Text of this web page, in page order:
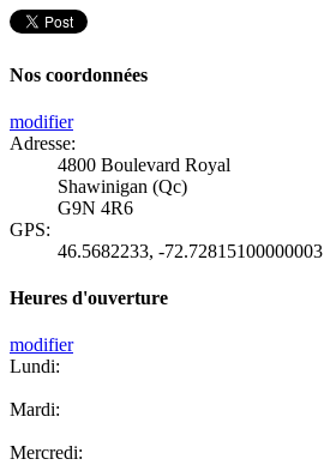
Nos coordonnées
modifier
Adresse:
4800 Boulevard Royal
Shawinigan (Qc)
G9N 4R6
GPS:
46.5682233, -72.72815100000003
Heures d'ouverture
modifier
Lundi:
Mardi:
Mercredi: